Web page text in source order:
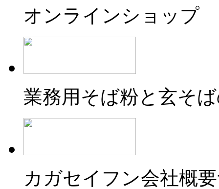
オンラインショップ
業務用そば粉と玄そ
カガセイフン会社概